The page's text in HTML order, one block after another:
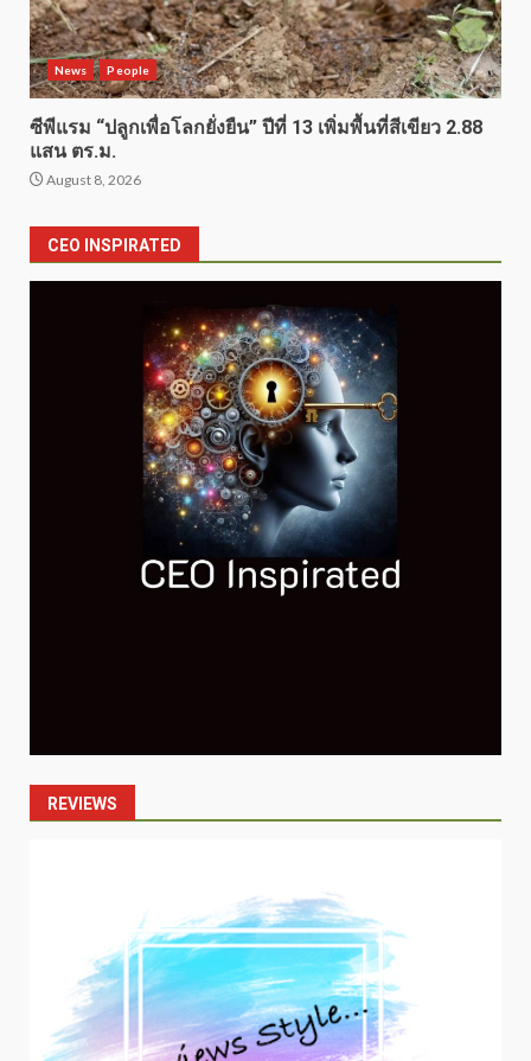
News People
ซีพีแรม “ปลูกเพื่อโลกยั่งยืน” ปีที่ 13 เพิ่มพื้นที่สีเขียว 2.88
แสน ตร.ม.
August 8, 2026
CEO INSPIRATED
REVIEWS